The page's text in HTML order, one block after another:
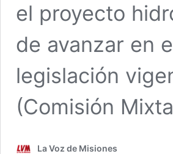
el proyecto
de avanzar en
legislación
(Comisión
La Voz de Misiones